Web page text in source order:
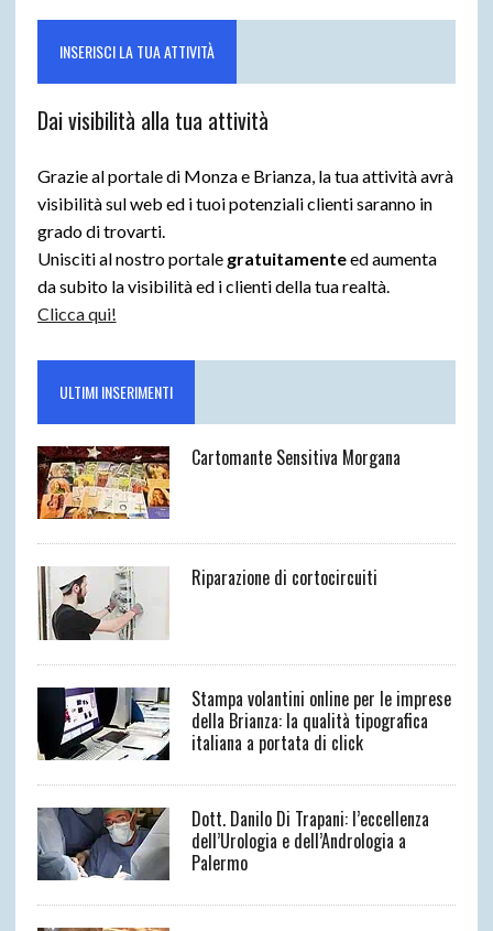
INSERISCI LA TUA ATTIVITÀ
Dai visibilità alla tua attività
Grazie al portale di Monza e Brianza, la tua attività avrà
visibilità sul web ed i tuoi potenziali clienti saranno in
grado di trovarti.
Unisciti al nostro portale gratuitamenteed aumenta
da subito la visibilità ed i clienti della tua realtà.
Clicca qui!
ULTIMI INSERIMENTI
Cartomante Sensitiva Morgana
Riparazione di cortocircuiti
Stampa volantini online per le imprese
della Brianza: la qualità tipografica
italiana a portata di click
Dott. Danilo Di Trapani: l’eccellenza
dell’Urologia e dell’Andrologia a
Palermo